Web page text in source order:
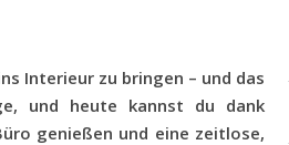
Interieur zu bringen – und das
und heute kannst du dank
genießen und eine zeitlose,